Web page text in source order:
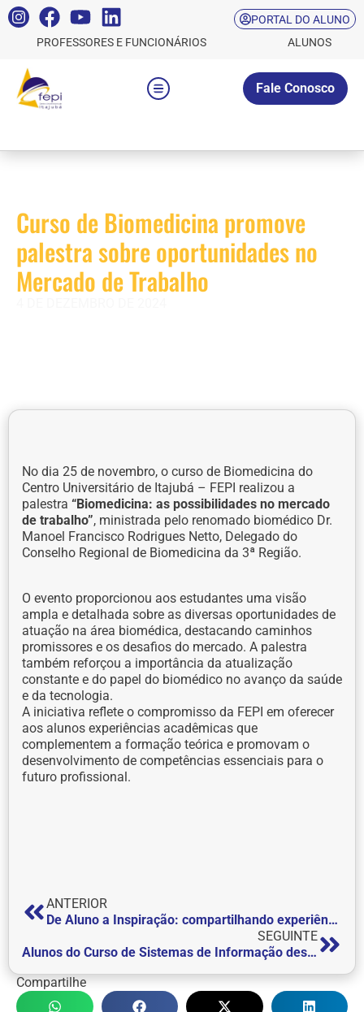
PORTAL DO ALUNO
PROFESSORES E FUNCIONÁRIOS
ALUNOS
Fale Conosco
Curso de Biomedicina promove
palestra sobre oportunidades no
Mercado de Trabalho
No dia 25 de novembro, o curso de Biomedicina do
Centro Universitário de Itajubá – FEPI realizou a
palestra “Biomedicina: as possibilidades no mercado
de trabalho”, ministrada pelo renomado biomédico Dr.
Manoel Francisco Rodrigues Netto, Delegado do
Conselho Regional de Biomedicina da 3ª Região.
O evento proporcionou aos estudantes uma visão
ampla e detalhada sobre as diversas oportunidades de
atuação na área biomédica, destacando caminhos
promissores e os desafios do mercado. A palestra
também reforçou a importância da atualização
constante e do papel do biomédico no avanço da saúde
e da tecnologia.
A iniciativa reflete o compromisso da FEPI em oferecer
aos alunos experiências acadêmicas que
complementem a formação teórica e promovam o
desenvolvimento de competências essenciais para o
futuro profissional.
ANTERIOR
De Aluno a Inspiração: compartilhando experiências no Projeto ‘Ponte para o Futuro’
SEGUINTE
Alunos do Curso de Sistemas de Informação desenvolvem Sistema Web para o Projeto T21 Arena Park Futsal Down de Itajubá
Compartilhe